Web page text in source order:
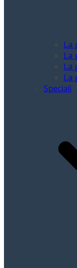
La
La
La
La
Speciali